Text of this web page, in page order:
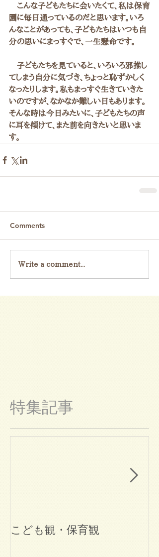
こんな子どもたちに会いたくて、私は保育
園に毎日通っているのだと思います。いろ
んなことがあっても、子どもたちはいつも自
分の思いにまっすぐで、一生懸命です。
子どもたちを見ていると、いろいろ邪推し
てしまう自分に気づき、ちょっと恥ずかしく
なったりします。私もまっすぐ生きていきた
いのですが、なかなか難しい日もあります。
そんな時は今日みたいに、子どもたちの声
に耳を傾けて、また前を向きたいと思いま
す。
Comments
Write a comment...
特集記事
こども観・保育観